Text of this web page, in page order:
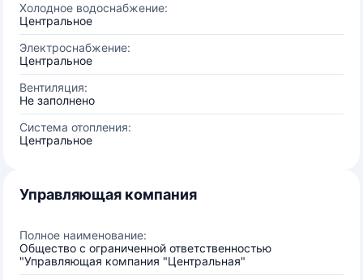
Холодное водоснабжение:
Центральное
Электроснабжение:
Центральное
Вентиляция:
Не заполнено
Система отопления:
Центральное
Управляющая компания
Полное наименование:
Общество с ограниченной ответственностью
"Управляющая компания "Центральная"